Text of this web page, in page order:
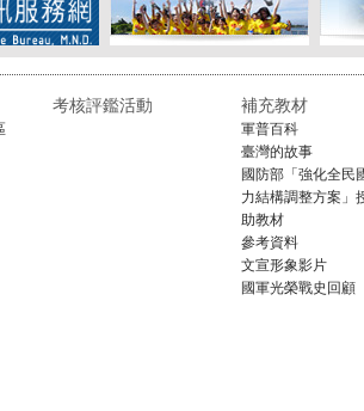
考核評鑑活動 補充教材
軍普百科
臺灣的故事
國防部「強化全民
力結構調整方案」
助教材
參考資料
文宣形象影片
國軍光榮戰史回顧